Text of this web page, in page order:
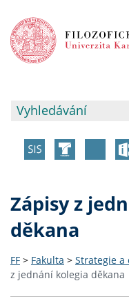
Zápisy z
děkana
FF > Fakulta > Strategie a
z jednání kolegia děkana